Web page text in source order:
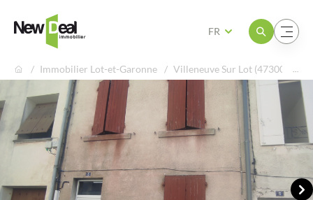
Ouvrir le menuOuvrir le menu
FR
Immobilier Lot-et-Garonne Villeneuve Sur Lot (47300)